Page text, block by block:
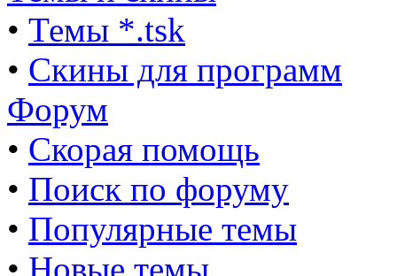
• Темы *.tsk
• Скины для программ
Форум
• Скорая помощь
• Поиск по форуму
• Популярные темы